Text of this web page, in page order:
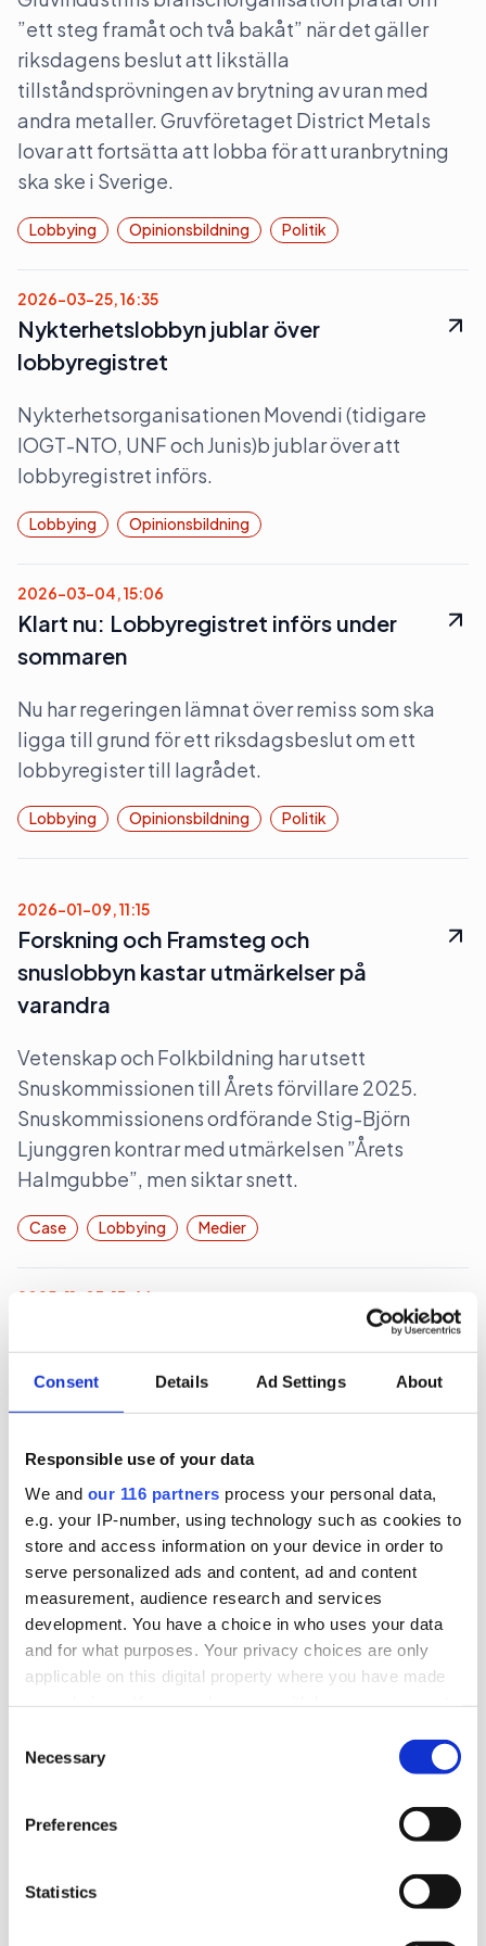
Consent Details Ad Settings About
Responsible use of your data
We and our 116 partners process your personal data,
e.g. your IP-number, using technology such as cookies to
store and access information on your device in order to
serve personalized ads and content, ad and content
measurement, audience research and services
development. You have a choice in who uses your data
and for what purposes. Your privacy choices are only
applicable on this digital property where you have made
the Privacy trigger icon.
Find out more about how your personal data is processed
and set your preferences in the
We use cookies to personalise content and ads, to
provide social media features and to analyse our traffic.
Selection
Necessary
Preferences
Statistics
”ett steg framåt och två bakåt” när det gäller
riksdagens beslut att likställa
tillståndsprövningen av brytning av uran med
andra metaller. Gruvföretaget District Metals
lovar att fortsätta att lobba för att uranbrytning
ska ske i Sverige.
Lobbying Opinionsbildning Politik
2026-03-25, 16:35
Nykterhetslobbyn jublar över
lobbyregistret
Nykterhetsorganisationen Movendi (tidigare
IOGT-NTO, UNF och Junis)b jublar över att
lobbyregistret införs.
Lobbying Opinionsbildning
2026-03-04, 15:06
Klart nu: Lobbyregistret införs under
sommaren
Nu har regeringen lämnat över remiss som ska
ligga till grund för ett riksdagsbeslut om ett
lobbyregister till lagrådet.
Lobbying Opinionsbildning Politik
2026-01-09, 11:15
Forskning och Framsteg och
snuslobbyn kastar utmärkelser på
varandra
Vetenskap och Folkbildning har utsett
Snuskommissionen till Årets förvillare 2025.
Snuskommissionens ordförande Stig-Björn
Ljunggren kontrar med utmärkelsen ”Årets
Halmgubbe”, men siktar snett.
Case Lobbying Medier
2025-11-03, 13:46
riksdagen på middag
Gröna stålbolaget Stegra bjuder tre utskott på
bjuds på ”dryck och enklare mat”. Det pratas på
sina håll om en bojkott mot tillställningen.
Lobbying Politik Pr
2025-10-30, 10:44
The Swedish Thing blir byrå för
civilsamhället
The Swedish Thing, startade 2023 som en pa-
byrå med S-stämpel. Nu tar byrån en ny position
civilsamhällesbyrå.